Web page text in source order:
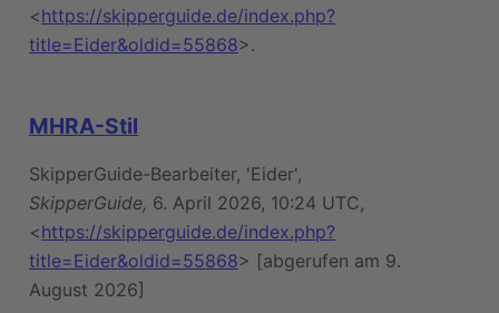
<https://skipperguide.de/index.php?
title=Eider&oldid=55868>.
MHRA-Stil
SkipperGuide-Bearbeiter, 'Eider',
SkipperGuide, 6. April 2026, 10:24 UTC,
<https://skipperguide.de/index.php?
title=Eider&oldid=55868> [abgerufen am 9.
August 2026]